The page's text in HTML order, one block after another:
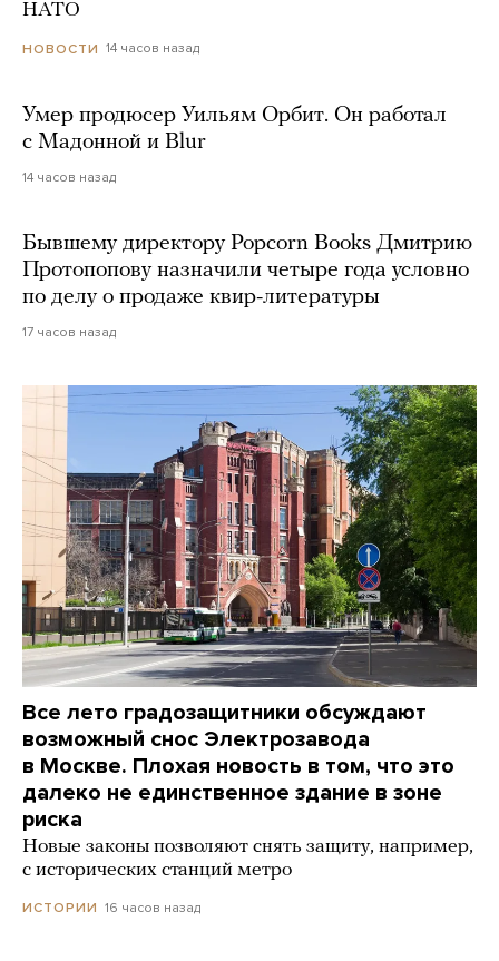
НАТО
НОВОСТИ 14 часов назад
Умер продюсер Уильям Орбит. Он работал
с Мадонной и Blur
14 часов назад
Бывшему директору Popcorn Books Дмитрию
Протопопову назначили четыре года условно
по делу о продаже квир-литературы
17 часов назад
Все лето градозащитники обсуждают
возможный снос Электрозавода
в Москве. Плохая новость в том, что это
далеко не единственное здание в зоне
риска
Новые законы позволяют снять защиту, например,
с исторических станций метро
ИСТОРИИ 16 часов назад